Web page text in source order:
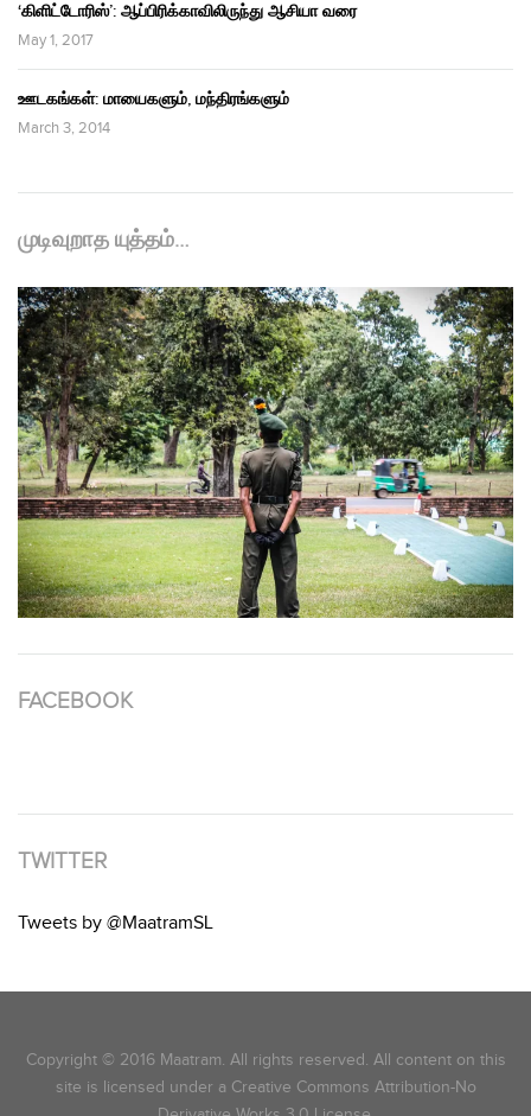
‘கிளிட்டோரிஸ்’: ஆப்பிரிக்காவிலிருந்து ஆசியா வரை
May 1, 2017
ஊடகங்கள்: மாயைகளும், மந்திரங்களும்
March 3, 2014
முடிவுறாத யுத்தம்…
FACEBOOK
TWITTER
Tweets by @MaatramSL
Copyright © 2016 Maatram. All rights reserved. All content on this
site is licensed under a Creative Commons Attribution-No